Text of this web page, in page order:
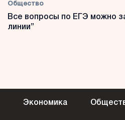
Общество
Все вопросы по ЕГЭ можно
линии”
Экономика